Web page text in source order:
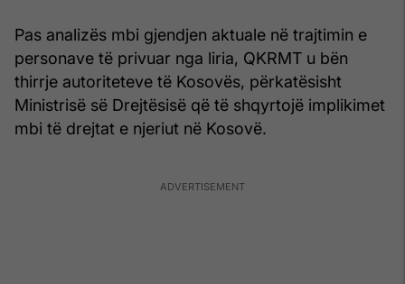
Pas analizës mbi gjendjen aktuale në trajtimin e
personave të privuar nga liria, QKRMT u bën
thirrje autoriteteve të Kosovës, përkatësisht
Ministrisë së Drejtësisë që të shqyrtojë implikimet
mbi të drejtat e njeriut në Kosovë.